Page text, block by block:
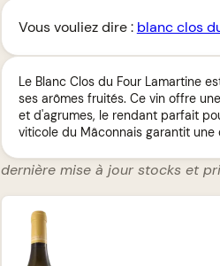
Vous vouliez dire : blanc clos
Le Blanc Clos du Four Lamartine
ses arômes fruités. Ce vin offre
et d'agrumes, le rendant parfait
viticole du Mâconnais garantit
dernière mise à jour stocks et